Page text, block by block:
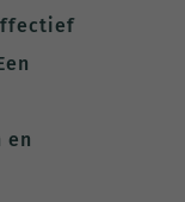
en